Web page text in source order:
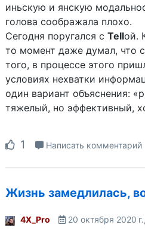
иньскую и янскую
голова соображала плохо.
Сегодня поругался с Tellой.
то момент даже думал, что
того, в процессе этого
условиях нехватки
один вариант объяснения:
тяжелый, но эффективный,
1 Написать комментарий
Жизнь замедлилась,
4X_Pro 20 октября 2020